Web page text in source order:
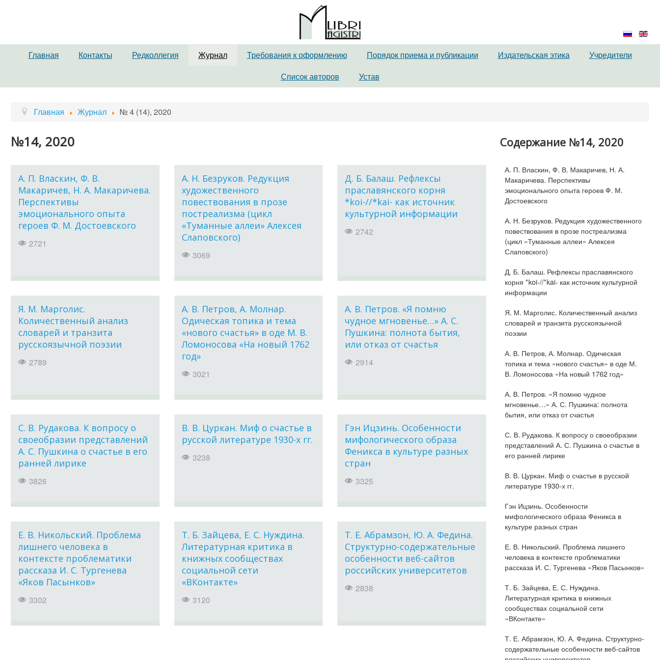
Главная Контакты Редколлегия Журнал Требования к оформлению Порядок приема и публикации Издательская этика
Учредители
Список авторов
Устав
Главная Журнал № 4 (14), 2020
№14, 2020
А. П. Власкин, Ф. В.
Макаричев, Н. А. Макаричева.
Перспективы
эмоционального опыта
героев Ф. М. Достоевского
2721
А. Н. Безруков. Редукция
художественного
повествования в прозе
постреализма (цикл
«Туманные аллеи» Алексея
Слаповского)
3069
Д. Б. Балаш. Рефлексы
праславянского корня
*koi-//*kai- как источник
культурной информации
2742
Я. М. Марголис.
Количественный анализ
словарей и транзита
русскоязычной поэзии
2789
А. В. Петров, А. Молнар.
Одическая топика и тема
«нового счастья» в оде М. В.
Ломоносова «На новый 1762
год»
3021
А. В. Петров. «Я помню
чудное мгновенье…» А. С.
Пушкина: полнота бытия,
или отказ от счастья
2914
С. В. Рудакова. К вопросу о
своеобразии представлений
А. С. Пушкина о счастье в его
ранней лирике
3826
В. В. Цуркан. Миф о счастье в
русской литературе 1930-х гг.
3238
Гэн Ицзинь. Особенности
мифологического образа
Феникса в культуре разных
стран
3325
Е. В. Никольский. Проблема
лишнего человека в
контексте проблематики
рассказа И. С. Тургенева
«Яков Пасынков»
3302
Т. Б. Зайцева, Е. С. Нуждина.
Литературная критика в
книжных сообществах
социальной сети
«ВКонтакте»
3120
Т. Е. Абрамзон, Ю. А. Федина.
Структурно-содержательные
особенности веб-сайтов
российских университетов
2838
Содержание №14, 2020
А. П. Власкин, Ф. В. Макаричев, Н. А.
Макаричева. Перспективы
эмоционального опыта героев Ф. М.
Достоевского
А. Н. Безруков. Редукция художественного
повествования в прозе постреализма
(цикл «Туманные аллеи» Алексея
Слаповского)
Д. Б. Балаш. Рефлексы праславянского
корня *koi-//*kai- как источник культурной
информации
Я. М. Марголис. Количественный анализ
словарей и транзита русскоязычной
поэзии
А. В. Петров, А. Молнар. Одическая
топика и тема «нового счастья» в оде М.
В. Ломоносова «На новый 1762 год»
А. В. Петров. «Я помню чудное
мгновенье…» А. С. Пушкина: полнота
бытия, или отказ от счастья
С. В. Рудакова. К вопросу о своеобразии
представлений А. С. Пушкина о счастье в
его ранней лирике
В. В. Цуркан. Миф о счастье в русской
литературе 1930-х гг.
Гэн Ицзинь. Особенности
мифологического образа Феникса в
культуре разных стран
Е. В. Никольский. Проблема лишнего
человека в контексте проблематики
рассказа И. С. Тургенева «Яков Пасынков»
Т. Б. Зайцева, Е. С. Нуждина.
Литературная критика в книжных
сообществах социальной сети
«ВКонтакте»
Т. Е. Абрамзон, Ю. А. Федина. Структурно-
содержательные особенности веб-сайтов